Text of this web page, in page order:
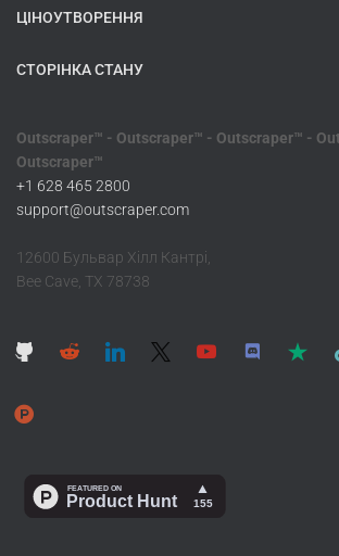
ЦІНОУТВОРЕННЯ
СТОРІНКА СТАНУ
Outscraper™ - Outscraper™ - Outscraper™ -
Outscraper™
+1 628 465 2800
support@outscraper.com
12600 Бульвар Хілл Кантрі,
Bee Cave, TX 78738